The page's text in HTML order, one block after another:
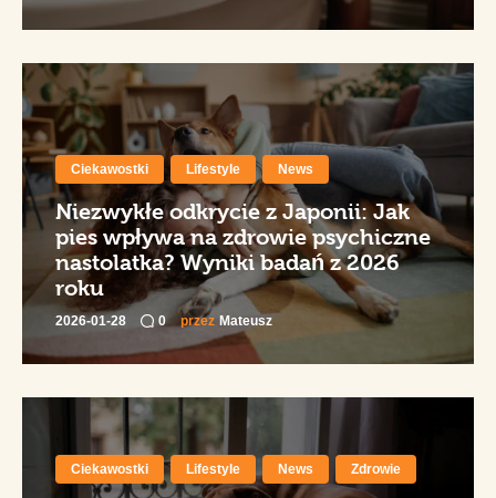
Ciekawostki Lifestyle News
Niezwykłe odkrycie z Japonii: Jak
pies wpływa na zdrowie psychiczne
nastolatka? Wyniki badań z 2026
roku
2026-01-28 0 przez Mateusz
Ciekawostki Lifestyle News Zdrowie